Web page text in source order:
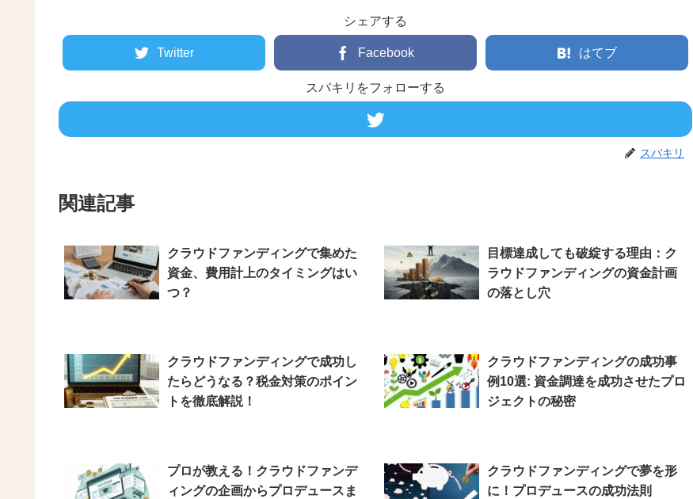
シェアする
Twitter Facebook はてブ
スバキリをフォローする
スバキリ
関連記事
クラウドファンディングで集めた
資金、費用計上のタイミングはい
つ？
目標達成しても破綻する理由：ク
ラウドファンディングの資金計画
の落とし穴
クラウドファンディングで成功し
たらどうなる？税金対策のポイン
トを徹底解説！
クラウドファンディングの成功事
例10選: 資金調達を成功させたプロ
ジェクトの秘密
プロが教える！クラウドファンデ
ィングの企画からプロデュースま
クラウドファンディングで夢を形
に！プロデュースの成功法則